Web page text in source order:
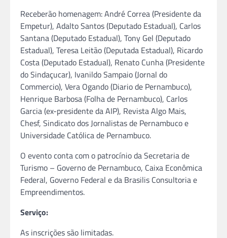
Receberão homenagem: André Correa (Presidente da
Empetur), Adalto Santos (Deputado Estadual), Carlos
Santana (Deputado Estadual), Tony Gel (Deputado
Estadual), Teresa Leitão (Deputada Estadual), Ricardo
Costa (Deputado Estadual), Renato Cunha (Presidente
do Sindaçucar), Ivanildo Sampaio (Jornal do
Commercio), Vera Ogando (Diario de Pernambuco),
Henrique Barbosa (Folha de Pernambuco), Carlos
Garcia (ex-presidente da AIP), Revista Algo Mais,
Chesf, Sindicato dos Jornalistas de Pernambuco e
Universidade Católica de Pernambuco.
O evento conta com o patrocínio da Secretaria de
Turismo – Governo de Pernambuco, Caixa Econômica
Federal, Governo Federal e da Brasilis Consultoria e
Empreendimentos.
Serviço:
As inscrições são limitadas.